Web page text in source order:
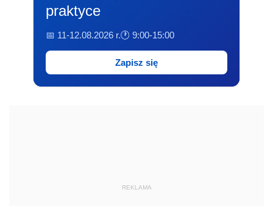
praktyce
📅 11-12.08.2026 r.🕐 9:00-15:00
Zapisz się
REKLAMA